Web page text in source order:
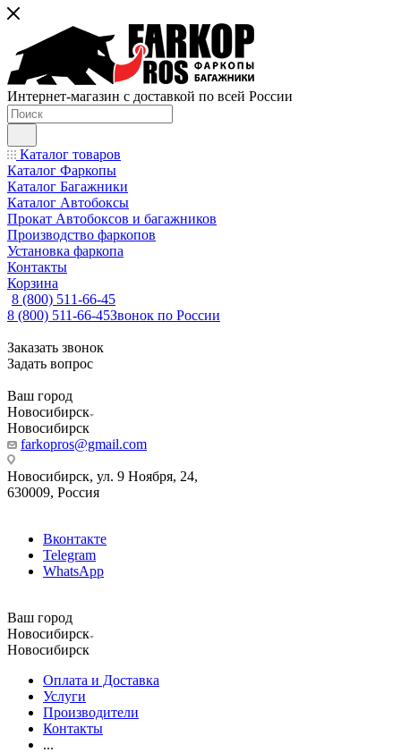
Интернет-магазин с доставкой по всей России
Каталог товаров
Каталог Фаркопы
Каталог Багажники
Каталог Автобоксы
Прокат Автобоксов и багажников
Производство фаркопов
Установка фаркопа
Контакты
Корзина
8 (800) 511-66-45
8 (800) 511-66-45Звонок по России
Заказать звонок
Задать вопрос
Ваш город
Новосибирск
Новосибирск
farkopros@gmail.com
Новосибирск, ул. 9 Ноября, 24,
630009, Россия
Вконтакте
Telegram
WhatsApp
Ваш город
Новосибирск
Новосибирск
Оплата и Доставка
Услуги
Производители
Контакты
...